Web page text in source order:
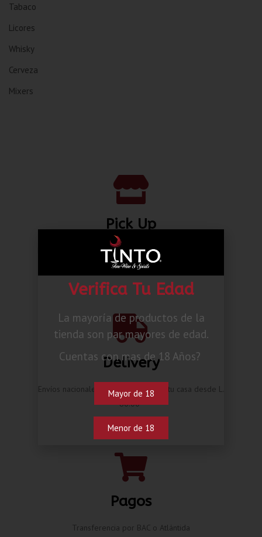
Tabaco
Licores
Whisky
Cerveza
Mixers
Pick Up
Haz tu pedido online y te contactaremos cuando esté
listo.
Delivery
Envíos nacionales hasta la puerta de tu casa desde L.
80.00*
Pagos
Transferencia por BAC o Atlántida
Verifica Tu Edad
La mayoría de productos de la
tienda son par mayores de edad.
Cuentas con mas de 18 Años?
Mayor de 18
Menor de 18